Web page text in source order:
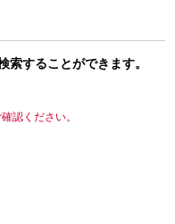
索することができます。
認ください。